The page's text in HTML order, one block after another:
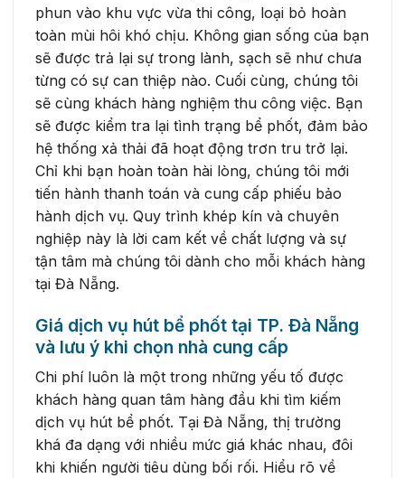
phun vào khu vực vừa thi công, loại bỏ hoàn
toàn mùi hôi khó chịu. Không gian sống của bạn
sẽ được trả lại sự trong lành, sạch sẽ như chưa
từng có sự can thiệp nào. Cuối cùng, chúng tôi
sẽ cùng khách hàng nghiệm thu công việc. Bạn
sẽ được kiểm tra lại tình trạng bể phốt, đảm bảo
hệ thống xả thải đã hoạt động trơn tru trở lại.
Chỉ khi bạn hoàn toàn hài lòng, chúng tôi mới
tiến hành thanh toán và cung cấp phiếu bảo
hành dịch vụ. Quy trình khép kín và chuyên
nghiệp này là lời cam kết về chất lượng và sự
tận tâm mà chúng tôi dành cho mỗi khách hàng
tại Đà Nẵng.
Giá dịch vụ hút bể phốt tại TP. Đà Nẵng
và lưu ý khi chọn nhà cung cấp
Chi phí luôn là một trong những yếu tố được
khách hàng quan tâm hàng đầu khi tìm kiếm
dịch vụ hút bể phốt. Tại Đà Nẵng, thị trường
khá đa dạng với nhiều mức giá khác nhau, đôi
khi khiến người tiêu dùng bối rối. Hiểu rõ về